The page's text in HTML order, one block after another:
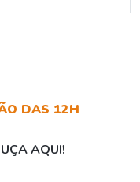
DAS 12H
AQUI!